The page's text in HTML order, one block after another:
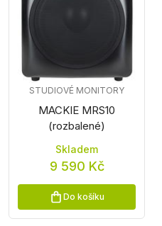
MACKIE MRS10
(rozbalené)
STUDIOVÉ MONITORY
Skladem
9 590 Kč
Do košíku